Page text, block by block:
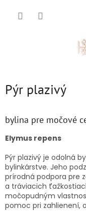
Pýr plazivý
bylina pre močové
Elymus repens
Pýr plazivý je odolná
bylinkárstve. Jeho
prírodná podpora pre
a tráviacich
močopudným
pomoc pri zahlienení,